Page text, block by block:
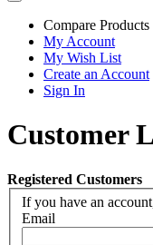
Compare Products
My Account
My Wish List
Create an Account
Sign In
Customer
Registered Customers
If you have an
Email